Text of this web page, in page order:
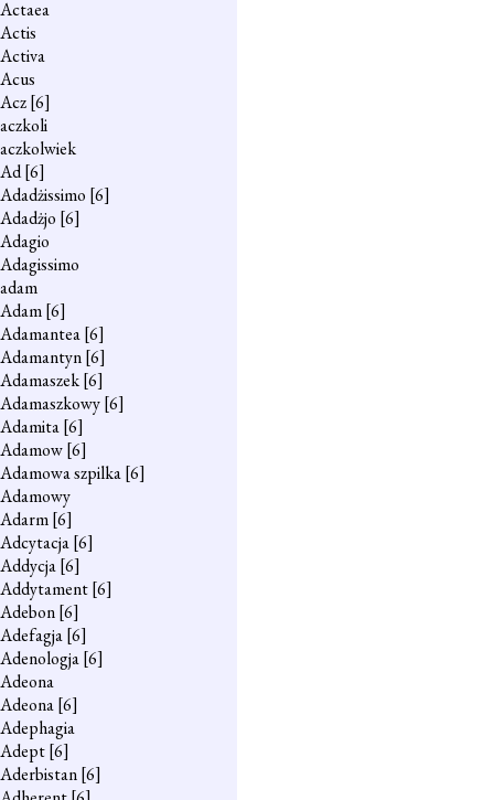
Actaea
Actis
Activa
Acus
Acz[6]
aczkoli
aczkolwiek
Ad[6]
Adadżissimo [6]
Adadżjo [6]
Adagio
Adagissimo
adam
Adam[6]
Adamantea[6]
Adamantyn[6]
Adamaszek[6]
Adamaszkowy[6]
Adamita[6]
Adamow[6]
Adamowa szpilka[6]
Adamowy
Adarm[6]
Adcytacja[6]
Addycja[6]
Addytament[6]
Adebon[6]
Adefagja[6]
Adenologja[6]
Adeona
Adeona[6]
Adephagia
Adept[6]
Aderbistan[6]